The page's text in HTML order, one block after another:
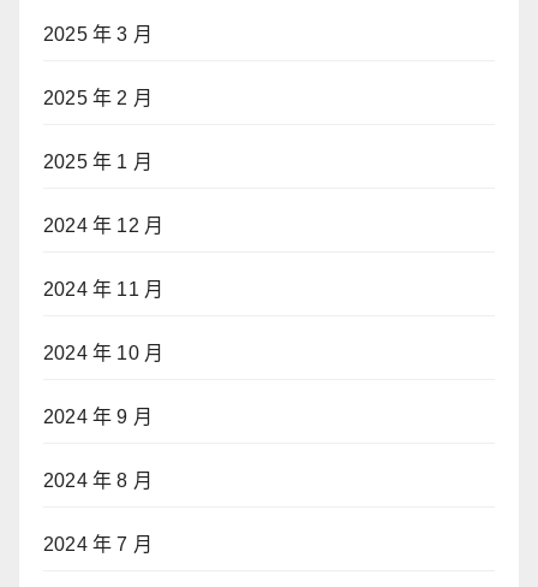
2025 年 3 月
2025 年 2 月
2025 年 1 月
2024 年 12 月
2024 年 11 月
2024 年 10 月
2024 年 9 月
2024 年 8 月
2024 年 7 月